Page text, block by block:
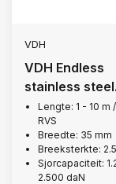
VDH
VDH Endless
stainless steel
lashing strap,
kg
Lengte: 1 - 10 m
RVS
Breedte: 35 mm
Breeksterkte:
Sjorcapaciteit:
2.500 daN